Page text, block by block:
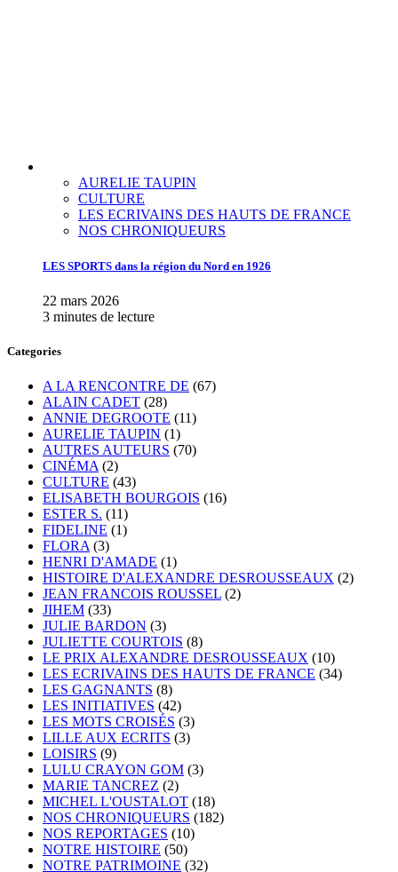
AURELIE TAUPIN
CULTURE
LES ECRIVAINS DES HAUTS DE FRANCE
NOS CHRONIQUEURS
LES SPORTS dans la région du Nord en 1926
22 mars 2026
3 minutes de lecture
Categories
A LA RENCONTRE DE (67)
ALAIN CADET (28)
ANNIE DEGROOTE (11)
AURELIE TAUPIN (1)
AUTRES AUTEURS (70)
CINÉMA (2)
CULTURE (43)
ELISABETH BOURGOIS (16)
ESTER S. (11)
FIDELINE (1)
FLORA (3)
HENRI D'AMADE (1)
HISTOIRE D'ALEXANDRE DESROUSSEAUX (2)
JEAN FRANCOIS ROUSSEL (2)
JIHEM (33)
JULIE BARDON (3)
JULIETTE COURTOIS (8)
LE PRIX ALEXANDRE DESROUSSEAUX (10)
LES ECRIVAINS DES HAUTS DE FRANCE (34)
LES GAGNANTS (8)
LES INITIATIVES (42)
LES MOTS CROISÉS (3)
LILLE AUX ECRITS (3)
LOISIRS (9)
LULU CRAYON GOM (3)
MARIE TANCREZ (2)
MICHEL L'OUSTALOT (18)
NOS CHRONIQUEURS (182)
NOS REPORTAGES (10)
NOTRE HISTOIRE (50)
NOTRE PATRIMOINE (32)